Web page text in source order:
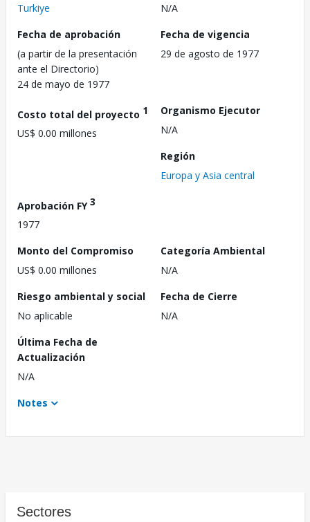
Turkiye
N/A
Fecha de aprobación
(a partir de la presentación
ante el Directorio)
24 de mayo de 1977
Fecha de vigencia
29 de agosto de 1977
Costo total del proyecto 1
US$ 0.00 millones
Organismo Ejecutor
N/A
Región
Europa y Asia central
Aprobación FY3
1977
Monto del Compromiso
US$ 0.00 millones
Categoría Ambiental
N/A
Riesgo ambiental y social
No aplicable
Fecha de Cierre
N/A
Última Fecha de
Actualización
N/A
Notes
Sectores